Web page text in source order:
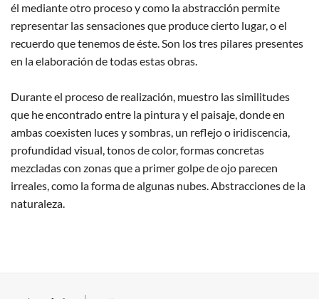
él mediante otro proceso y como la abstracción permite
representar las sensaciones que produce cierto lugar, o el
recuerdo que tenemos de éste. Son los tres pilares presentes
en la elaboración de todas estas obras.
Durante el proceso de realización, muestro las similitudes
que he encontrado entre la pintura y el paisaje, donde en
ambas coexisten luces y sombras, un reflejo o iridiscencia,
profundidad visual, tonos de color, formas concretas
mezcladas con zonas que a primer golpe de ojo parecen
irreales, como la forma de algunas nubes. Abstracciones de la
naturaleza.